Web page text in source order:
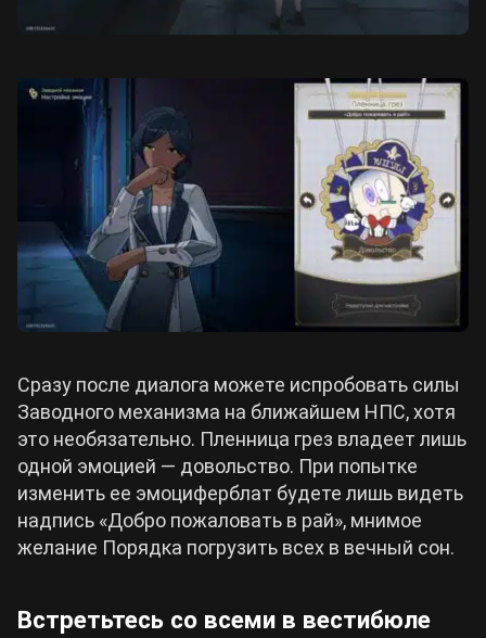
Сразу после диалога можете испробовать силы
Заводного механизма на ближайшем НПС, хотя
это необязательно. Пленница грез владеет лишь
одной эмоцией — довольство. При попытке
изменить ее эмоциферблат будете лишь видеть
надпись «Добро пожаловать в рай», мнимое
желание Порядка погрузить всех в вечный сон.
Встретьтесь со всеми в вестибюле